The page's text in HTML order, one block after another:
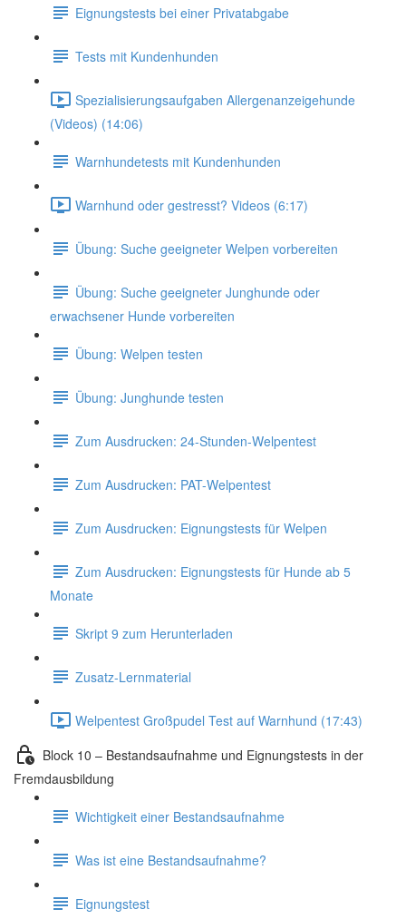
Eignungstests bei einer Privatabgabe
Tests mit Kundenhunden
Spezialisierungsaufgaben Allergenanzeigehunde
(Videos) (14:06)
Warnhundetests mit Kundenhunden
Warnhund oder gestresst? Videos (6:17)
Übung: Suche geeigneter Welpen vorbereiten
Übung: Suche geeigneter Junghunde oder
erwachsener Hunde vorbereiten
Übung: Welpen testen
Übung: Junghunde testen
Zum Ausdrucken: 24-Stunden-Welpentest
Zum Ausdrucken: PAT-Welpentest
Zum Ausdrucken: Eignungstests für Welpen
Zum Ausdrucken: Eignungstests für Hunde ab 5
Monate
Skript 9 zum Herunterladen
Zusatz-Lernmaterial
Welpentest Großpudel Test auf Warnhund (17:43)
Block 10 – Bestandsaufnahme und Eignungstests in der
Fremdausbildung
Wichtigkeit einer Bestandsaufnahme
Was ist eine Bestandsaufnahme?
Eignungstest